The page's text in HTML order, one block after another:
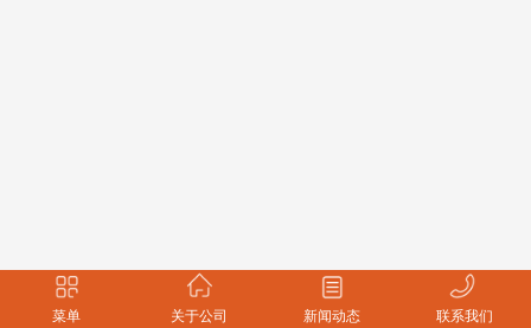
菜单 关于公司 新闻动态 联系我们